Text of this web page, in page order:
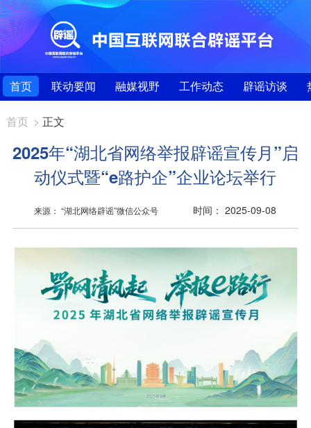
首页 联动要闻 融媒视野 工作动态 辟谣访谈
首页 > 正文
2025年“湖北省网络举报辟谣宣传月”启
动仪式暨“e路护企”企业论坛举行
来源： “湖北网络辟谣”微信公众号 时间： 2025-09-08